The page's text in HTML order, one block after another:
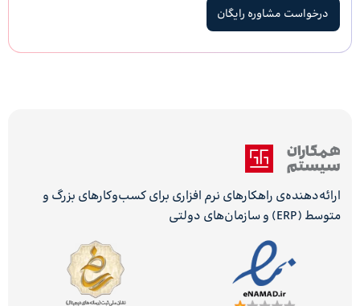
درخواست مشاوره رایگان
ارائه‌دهنده‌ی راهکارهای نرم افزاری برای کسب‌وکارهای بزرگ و
متوسط (ERP) و سازمان‌های دولتی